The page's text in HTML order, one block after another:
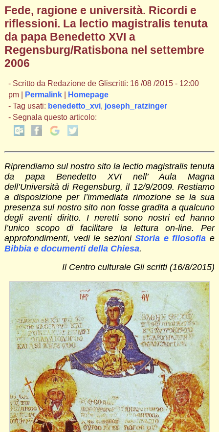
Fede, ragione e università. Ricordi e
riflessioni. La lectio magistralis tenuta
da papa Benedetto XVI a
Regensburg/Ratisbona nel settembre
2006
- Scritto da Redazione de Gliscritti: 16 /08 /2015 - 12:00
pm |
Permalink|
Homepage
- Tag usati: benedetto_xvi, joseph_ratzinger
- Segnala questo articolo:
Riprendiamo sul nostro sito la lectio magistralis tenuta
da papa Benedetto XVI nell’ Aula Magna
dell’Università di Regensburg, il 12/9/2009. Restiamo
a disposizione per l’immediata rimozione se la sua
presenza sul nostro sito non fosse gradita a qualcuno
degli aventi diritto. I neretti sono nostri ed hanno
l’unico scopo di facilitare la lettura on-line. Per
approfondimenti, vedi le sezioniStoria e filosofia e
Bibbia e documenti della Chiesa.
Il Centro culturale Gli scritti (16/8/2015)